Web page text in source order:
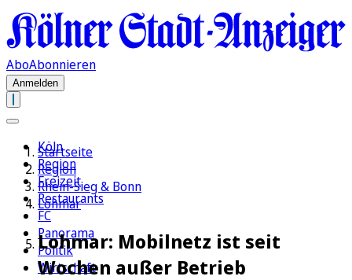
AboAbonnieren
Anmelden
Köln
Region
Freizeit
Restaurants
FC
Panorama
Politik
Wirtschaft
Startseite
Region
Rhein-Sieg & Bonn
Lohmar
Lohmar: Mobilnetz ist seit
Wochen außer Betrieb